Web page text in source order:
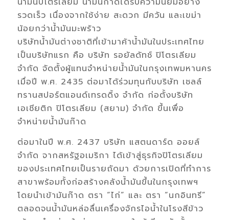
รวดเร็ว เนื่องจากใช้ง่าย สะดวก มีควัน และเขม่า
น้อยกว่าน้ำมันมะพร้าว
บริษัทน้ำมันต่างชาติที่เข้ามาค้าน้ำมันในประเทศไทย
เป็นบริษัทแรก คือ บริษัท รอยัลดัทช์ ปิโตรเลียม
จำกัด จัดตั้งผู้แทนจำหน่ายน้ำมันในกรุงเทพมหานคร
เมื่อปี พ.ศ. 2435 ต่อมาได้ร่วมทุนกับบริษัท เชลล์
ทรานสปอร์ตแอนด์เทรดดิ้ง จำกัด ก่อตั้งบริษัท
เอเชียติก ปิโตรเลียม (สยาม) จำกัด ขึ้นเพื่อ
จำหน่ายน้ำมันก๊าด
ต่อมาในปี พ.ศ. 2437 บริษัท แสตนดาร์ด ออยล์
จำกัด จากสหรัฐอเมริกา ได้เข้าสู่ธุรกิจปิโตรเลียม
ของประเทศไทยเป็นรายถัดมา ด้วยการเปิดที่ทำการ
สาขาพร้อมทั้งก่อสร้างคลังน้ำมันขึ้นในกรุงเทพฯ
โดยนำเข้ามันก๊าด ตรา “ไก่” และ ตรา “นกอินทรี”
ตลอดจนน้ำมันหล่อลื่นเครื่องจักรไอน้ำในโรงสีข้าว